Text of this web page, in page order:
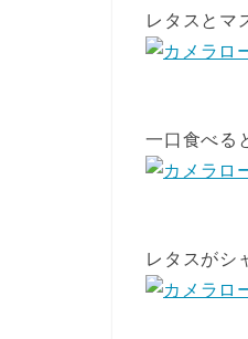
レタスとマ
一口食べる
レタスがシ